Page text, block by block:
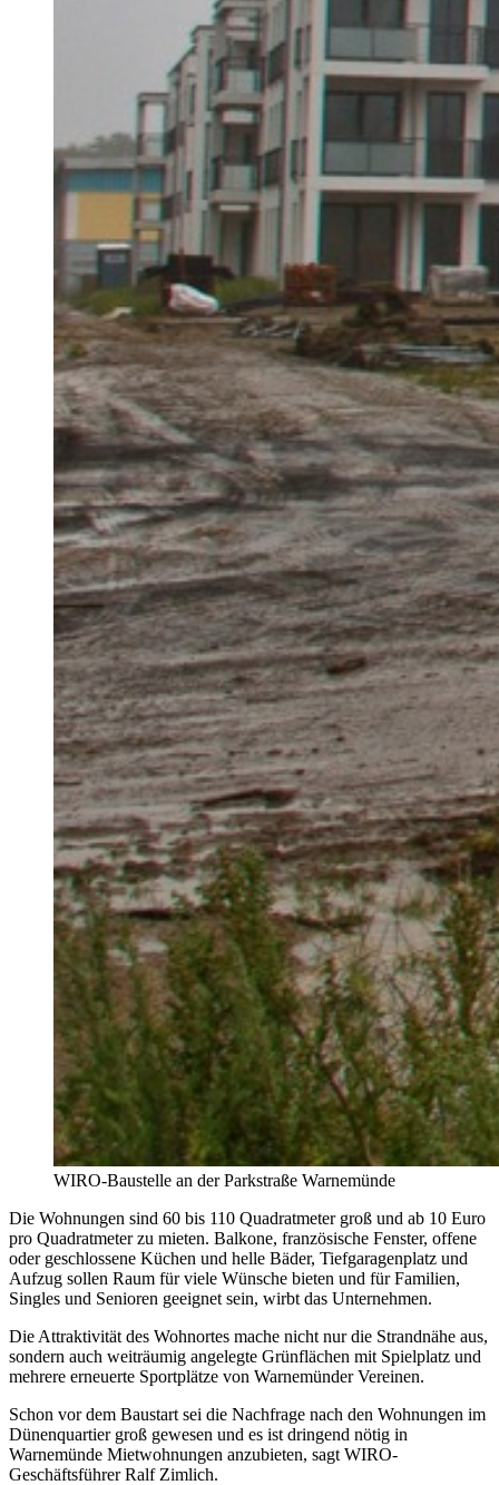
WIRO-Baustelle an der Parkstraße Warnemünde
Die Wohnungen sind 60 bis 110 Quadratmeter groß und ab 10 Euro
pro Quadratmeter zu mieten. Balkone, französische Fenster, offene
oder geschlossene Küchen und helle Bäder, Tiefgaragenplatz und
Aufzug sollen Raum für viele Wünsche bieten und für Familien,
Singles und Senioren geeignet sein, wirbt das Unternehmen.
Die Attraktivität des Wohnortes mache nicht nur die Strandnähe aus,
sondern auch weiträumig angelegte Grünflächen mit Spielplatz und
mehrere erneuerte Sportplätze von Warnemünder Vereinen.
Schon vor dem Baustart sei die Nachfrage nach den Wohnungen im
Dünenquartier groß gewesen und es ist dringend nötig in
Warnemünde Mietwohnungen anzubieten, sagt WIRO-
Geschäftsführer Ralf Zimlich.